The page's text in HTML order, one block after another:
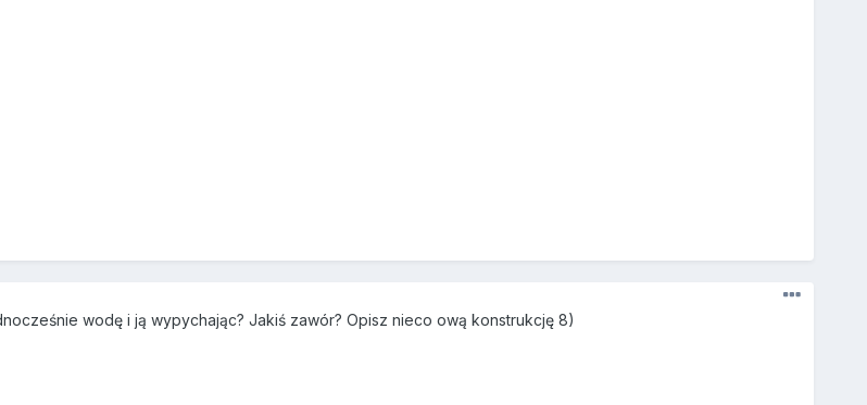
wodę i ją wypychając? Jakiś zawór? Opisz nieco ową konstrukcję 8)